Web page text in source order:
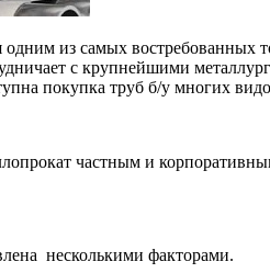
одним из самых
с крупнейшими
покупка труб б/у многих
частным и
несколькими факторами.